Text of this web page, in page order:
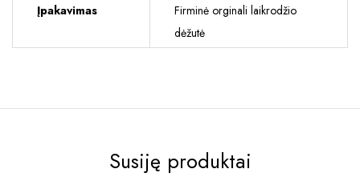
Įpakavimas
Firminė orginali laikrodžio
dėžutė
Susiję produktai